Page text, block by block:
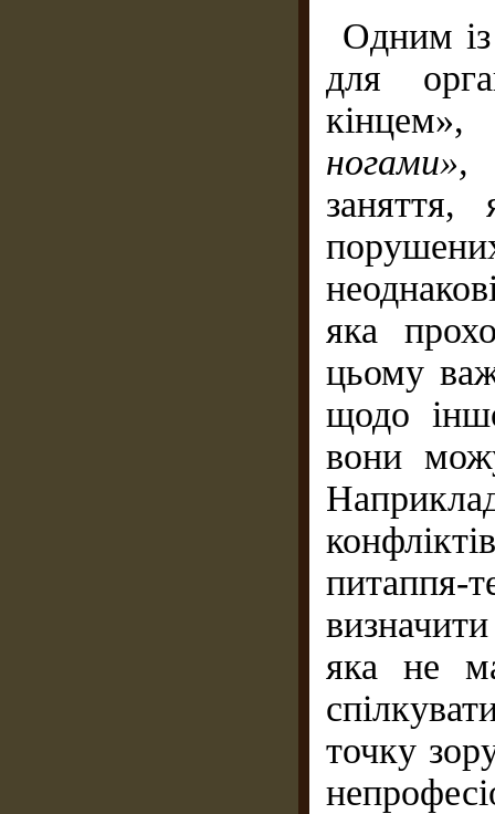
Одним
для
яка
цьому
щодо
вони
питаппя-
яка не
точку